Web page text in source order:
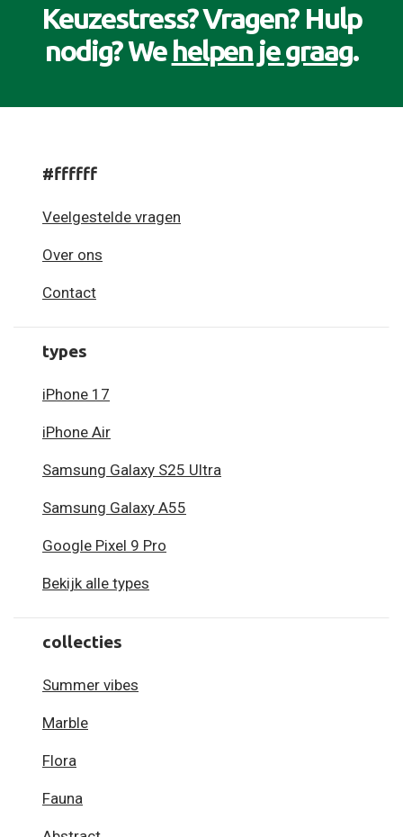
Keuzestress? Vragen? Hulp
nodig? Wehelpen je graag.
#ffffff
Veelgestelde vragen
Over ons
Contact
types
iPhone 17
iPhone Air
Samsung Galaxy S25 Ultra
Samsung Galaxy A55
Google Pixel 9 Pro
Bekijk alle types
collecties
Summer vibes
Marble
Flora
Fauna